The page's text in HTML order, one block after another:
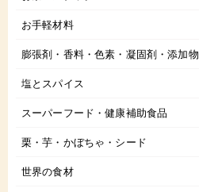
お手軽材料
膨張剤・香料・色素・凝固剤・添加物
塩とスパイス
スーパーフード・健康補助食品
栗・芋・かぼちゃ・シード
世界の食材